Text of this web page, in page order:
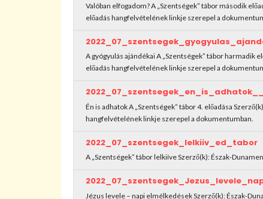
Valóban elfogadom? A „Szentségek” tábor második
előadás hangfelvételének linkje szerepel a
A gyógyulás ajándékai A „Szentségek” tábor harmadik
előadás hangfelvételének linkje szerepel a
Én is adhatok A „Szentségek” tábor 4. előadása
hangfelvételének linkje szerepel a dokumentumban.
2022_07_szentsegek_lelkiiv_ed_tabor
A „Szentségek” tábor lelkiíve Szerző(k): Észak-
Jézus levele – napi elmélkedések Szerző(k): Észak-